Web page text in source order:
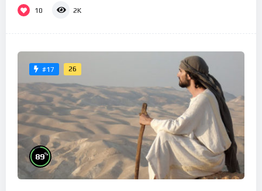
10 2K
#17 26
89%